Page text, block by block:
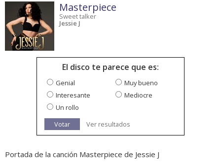
Masterpiece
Sweet talker
Jessie J
El disco te parece que es:
Genial
Muy bueno
Interesante
Mediocre
Un rollo
Votar
Ver resultados
Portada de la canción Masterpiece de Jessie J